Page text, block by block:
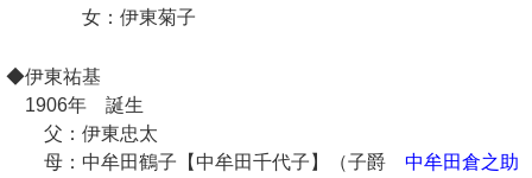
女：伊東菊子
◆伊東祐基
1906年 誕生
父：伊東忠太
母：中牟田鶴子【中牟田千代子】（子爵 中牟田倉之助